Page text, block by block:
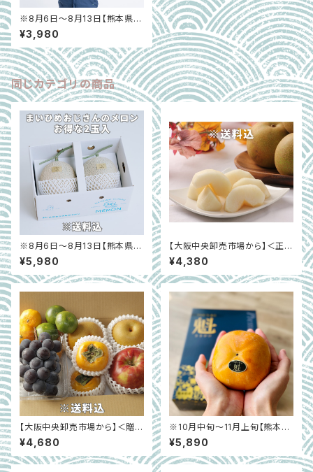
※8月6日～8月13日【熊本県宇
土市】まいひめおじさんのメロ
ン 化粧箱入り1玉（２L、３L）
¥3,980
同じカテゴリの商品
※8月6日～8月13日【熊本県宇
土市】お得！まいひめおじさんの
メロン2玉セット
¥5,980
【大阪中央卸売市場から】＜正品
＞秋月梨 約２㎏（５～８玉）
¥4,380
【大阪中央卸売市場から】＜贈答
クラス＞内容はお任せ！秋の国
産フルーツ詰合せ約2㎏
¥4,680
※10月中旬〜11月上旬【熊本県
宇土市】太秋柿「プレミアム太
秋 魁」化粧箱入り 約2kg
¥5,890